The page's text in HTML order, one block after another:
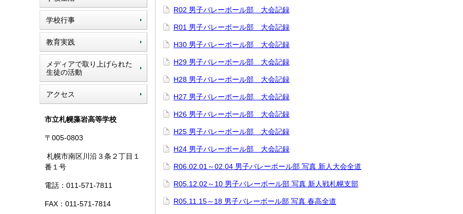
学校行事
教育実践
メディアで取り上げられた
生徒の活動
アクセス
市立札幌藻岩高等学校
〒005-0803
札幌市南区川沿３条２丁目１
番１号
電話：011-571-7811
FAX：011-571-7814
R02 男子バレーボール部 大会記録
R01 男子バレーボール部 大会記録
H30 男子バレーボール部 大会記録
H29 男子バレーボール部 大会記録
H28 男子バレーボール部 大会記録
H27 男子バレーボール部 大会記録
H26 男子バレーボール部 大会記録
H25 男子バレーボール部 大会記録
H24 男子バレーボール部 大会記録
R06.02.01～02.04 男子バレーボール部 写真 新人大会全道
R05.12.02～10 男子バレーボール部 写真 新人戦札幌支部
R05.11.15～18 男子バレーボール部 写真 春高全道